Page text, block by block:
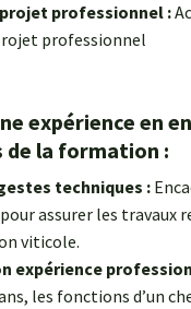
professionnel :
professionnel
expérience en
de la formation :
techniques :
assurer les travaux
viticole.
expérience
les fonctions d’un